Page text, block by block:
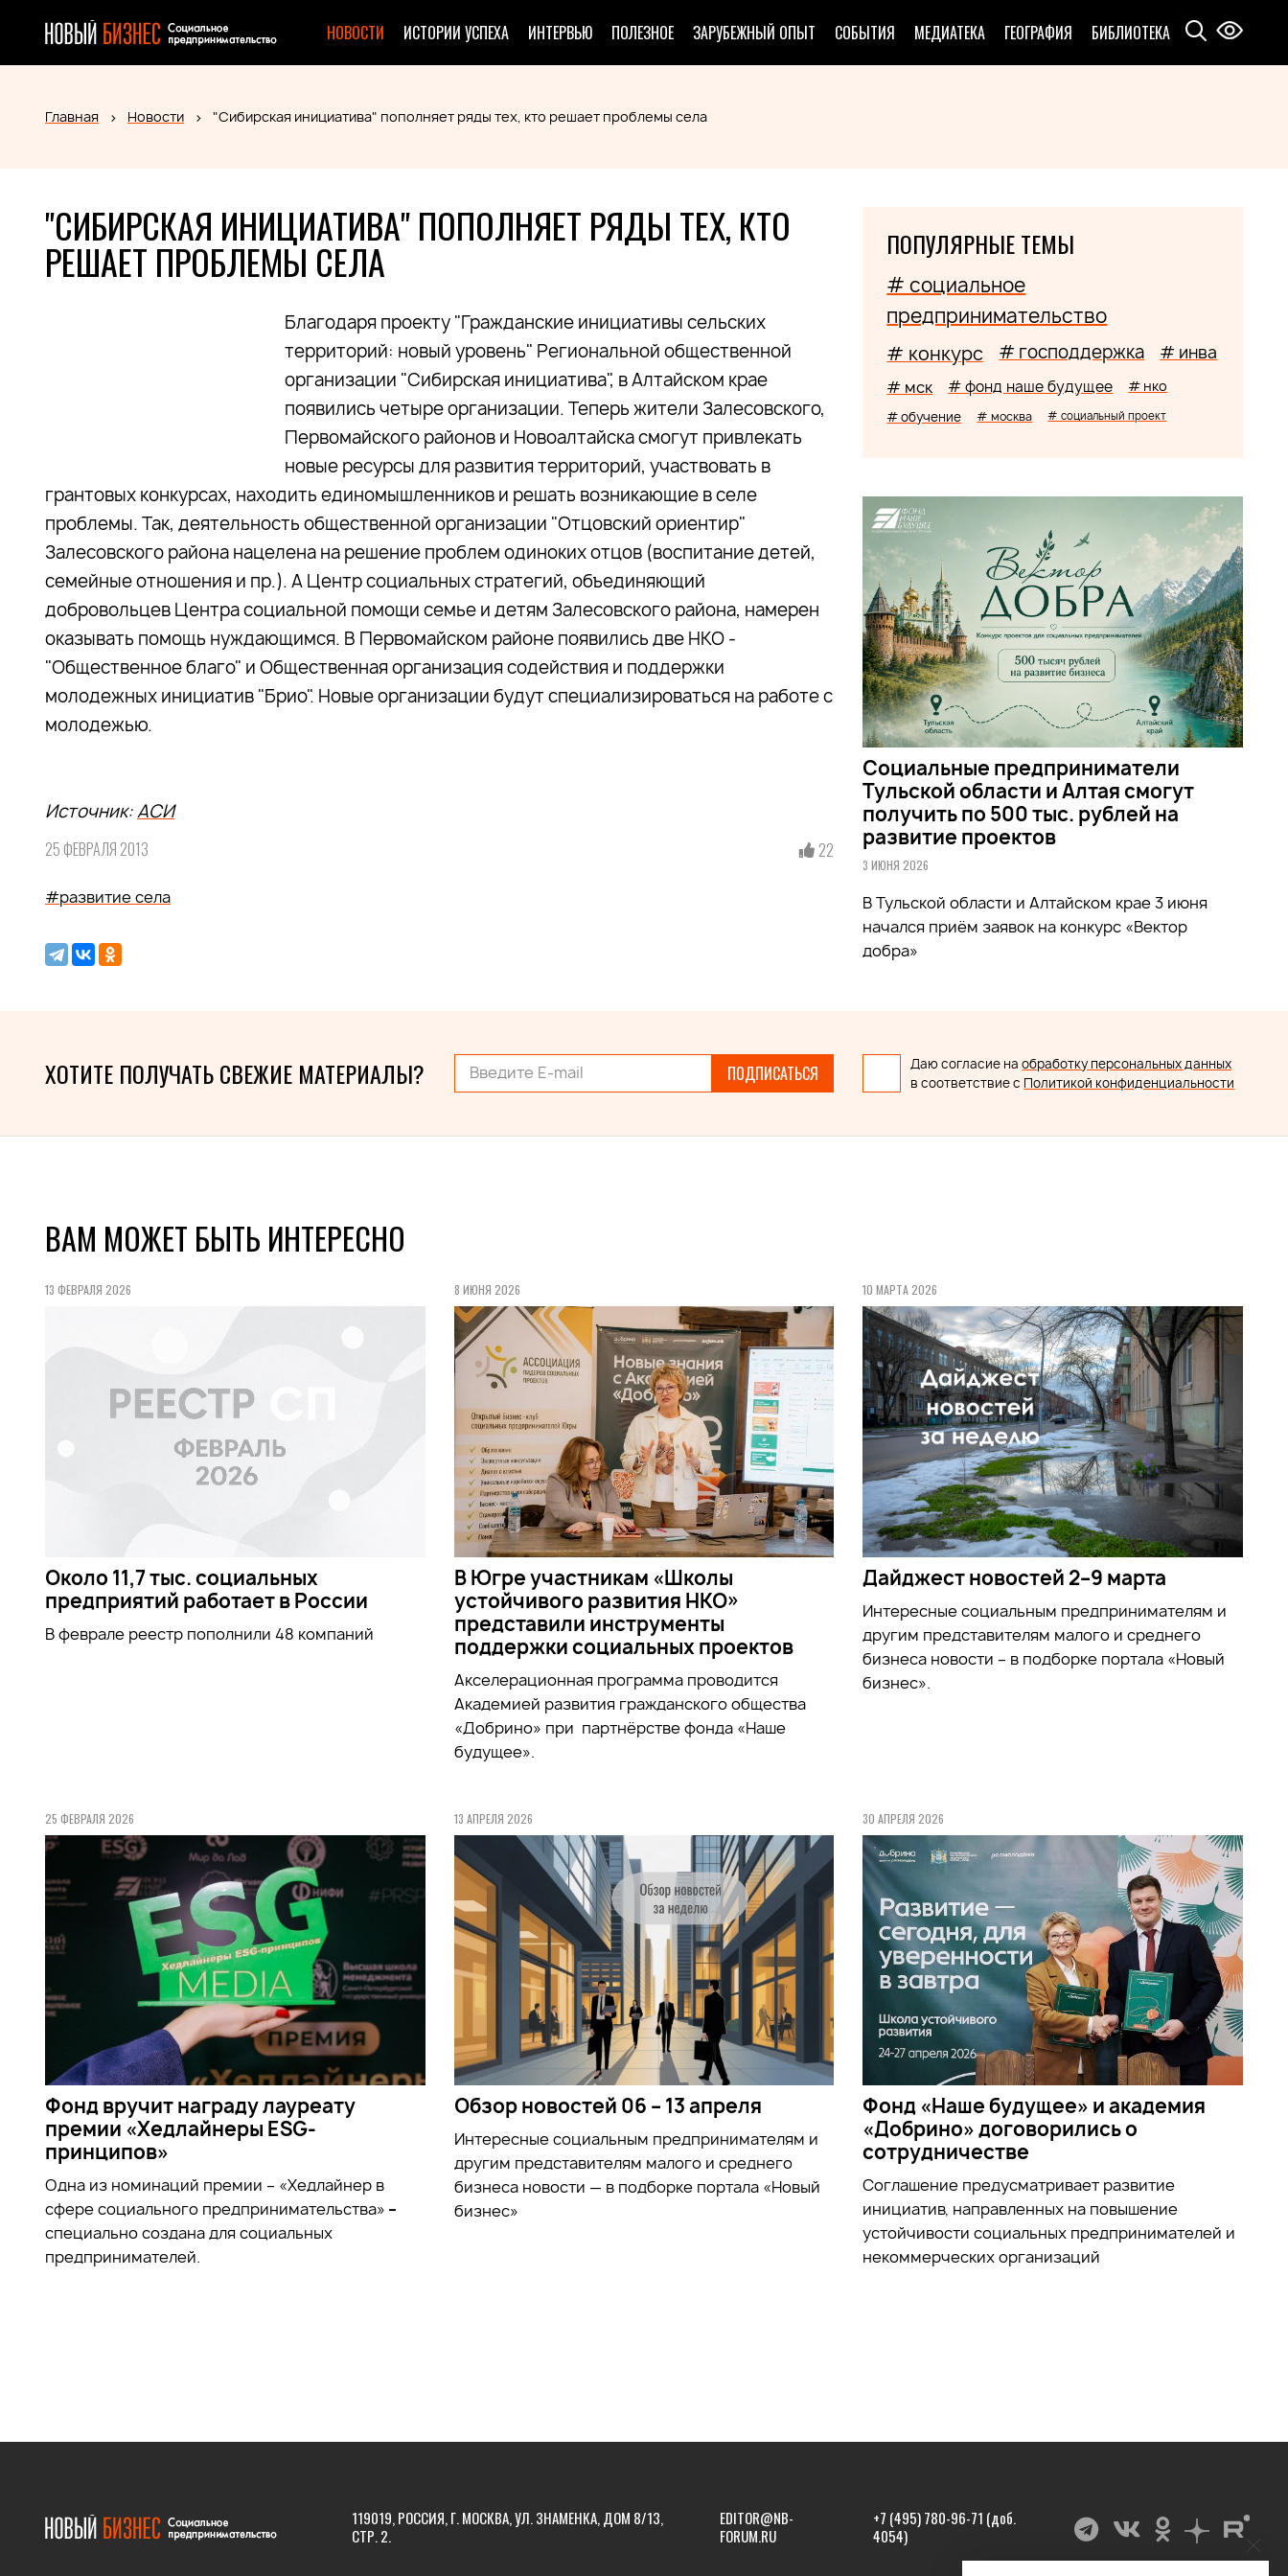
НОВОСТИ ИСТОРИИ УСПЕХА ИНТЕРВЬЮ ПОЛЕЗНОЕ ЗАРУБЕЖНЫЙ ОПЫТ СОБЫТИЯ МЕДИАТЕКА ГЕОГРАФИЯ БИБЛИОТЕКА
Главная Новости "Сибирская инициатива" пополняет ряды тех, кто решает проблемы села
"СИБИРСКАЯ ИНИЦИАТИВА" ПОПОЛНЯЕТ РЯДЫ ТЕХ, КТО
РЕШАЕТ ПРОБЛЕМЫ СЕЛА
Благодаря проекту "Гражданские инициативы сельских
территорий: новый уровень" Региональной общественной
организации "Сибирская инициатива", в Алтайском крае
появились четыре организации. Теперь жители Залесовского,
Первомайского районов и Новоалтайска смогут привлекать
новые ресурсы для развития территорий, участвовать в
грантовых конкурсах, находить единомышленников и решать возникающие в селе
проблемы. Так, деятельность общественной организации "Отцовский ориентир"
Залесовского района нацелена на решение проблем одиноких отцов (воспитание детей,
семейные отношения и пр.). А Центр социальных стратегий, объединяющий
добровольцев Центра социальной помощи семье и детям Залесовского района, намерен
оказывать помощь нуждающимся. В Первомайском районе появились две НКО -
"Общественное благо" и Общественная организация содействия и поддержки
молодежных инициатив "Брио". Новые организации будут специализироваться на работе с
молодежью.
Источник:АСИ
25 ФЕВРАЛЯ 2013 22
#развитие села
ПОПУЛЯРНЫЕ ТЕМЫ
# социальное
предпринимательство
# конкурс # господдержка # инва
# мск # фонд наше будущее # нко
# обучение # москва # социальный проект
Социальные предприниматели
Тульской области и Алтая смогут
получить по 500 тыс. рублей на
развитие проектов
3 ИЮНЯ 2026
В Тульской области и Алтайском крае 3 июня
начался приём заявок на конкурс «Вектор
добра»
ХОТИТЕ ПОЛУЧАТЬ СВЕЖИЕ МАТЕРИАЛЫ? ПОДПИСАТЬСЯ Даю согласие наобработку персональных данных
в соответствие с Политикой конфиденциальности
ВАМ МОЖЕТ БЫТЬ ИНТЕРЕСНО
13 ФЕВРАЛЯ 2026
Около 11,7 тыс. социальных
предприятий работает в России
В феврале реестр пополнили 48 компаний
8 ИЮНЯ 2026
В Югре участникам «Школы
устойчивого развития НКО»
представили инструменты
поддержки социальных проектов
Акселерационная программа проводится
Академией развития гражданского общества
«Добрино» при партнёрстве фонда «Наше
будущее».
10 МАРТА 2026
Дайджест новостей 2–9 марта
Интересные социальным предпринимателям и
другим представителям малого и среднего
бизнеса новости – в подборке портала «Новый
бизнес».
25 ФЕВРАЛЯ 2026
Фонд вручит награду лауреату
премии «Хедлайнеры ESG-
принципов»
Одна из номинаций премии – «Хедлайнер в
сфере социального предпринимательства» –
специально создана для социальных
предпринимателей.
13 АПРЕЛЯ 2026
Обзор новостей 06 – 13 апреля
Интересные социальным предпринимателям и
другим представителям малого и среднего
бизнеса новости — в подборке портала «Новый
бизнес»
30 АПРЕЛЯ 2026
Фонд «Наше будущее» и академия
«Добрино» договорились о
сотрудничестве
Соглашение предусматривает развитие
инициатив, направленных на повышение
устойчивости социальных предпринимателей и
некоммерческих организаций
119019, РОССИЯ, Г. МОСКВА, УЛ. ЗНАМЕНКА, ДОМ 8/13,
СТР. 2.
EDITOR@NB-
FORUM.RU
+7 (495) 780-96-71 (доб.
4054)